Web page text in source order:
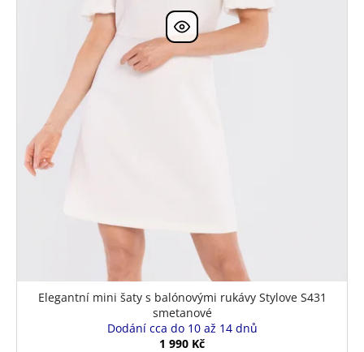
Elegantní mini šaty s balónovými rukávy Stylove S431
smetanové
Dodání cca do 10 až 14 dnů
1 990 Kč